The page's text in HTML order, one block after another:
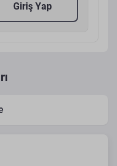
Giriş Yap